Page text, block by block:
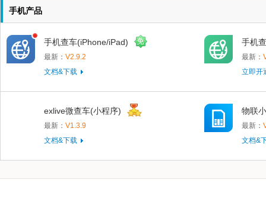
手机产品
手机查车(iPhone/iPad)
最新： V2.9.2
文档&下载
手机
最新：
立即开
exlive微查车(小程序)
最新： V1.3.9
文档&下载
物联
最新：
文档&